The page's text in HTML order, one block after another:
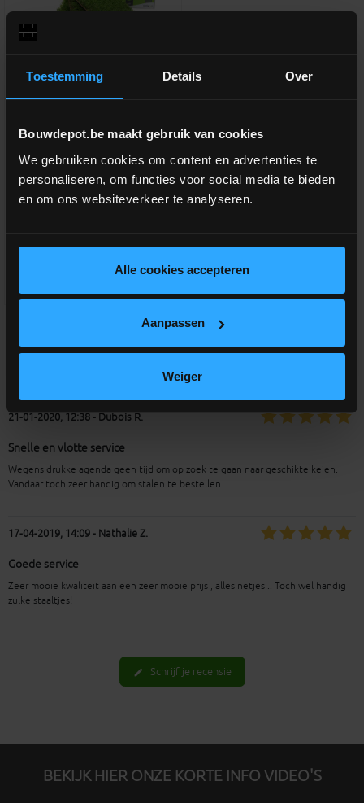
Toestemming Details Over
Bouwdepot.be maakt gebruik van cookies
We gebruiken cookies om content en advertenties te
personaliseren, om functies voor social media te bieden
en om ons websiteverkeer te analyseren.
Alle cookies accepteren
Aanpassen
Weiger
Stalenpakket exelgreen
Stalendoos/monsters collectie
2022-2024
meer info
Productbeoordelingen (2)
21-01-2020, 12:38 - Dubois R.
Snelle en vlotte service
Wegens drukke agenda geen tijd om op zoek te gaan naar geschikte keien.
Vandaar toch zeer handig om stalen te bestellen.
17-04-2019, 14:09 - Nathalie Z.
Goede service
Zeer mooie kwaliteit aan een zeer mooie prijs , alles netjes .. Toch wel handig
zulke staaltjes!
edit Schrijf je recensie
BEKIJK HIER ONZE KORTE INFO VIDEO'S